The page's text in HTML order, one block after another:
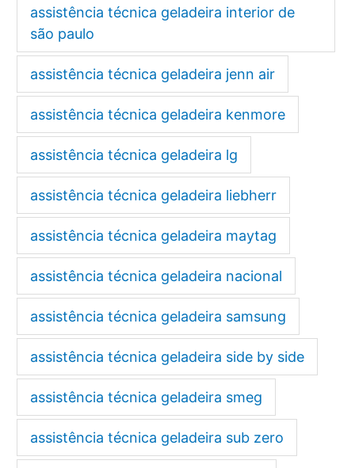
assistência técnica geladeira interior de
são paulo
assistência técnica geladeira jenn air
assistência técnica geladeira kenmore
assistência técnica geladeira lg
assistência técnica geladeira liebherr
assistência técnica geladeira maytag
assistência técnica geladeira nacional
assistência técnica geladeira samsung
assistência técnica geladeira side by side
assistência técnica geladeira smeg
assistência técnica geladeira sub zero